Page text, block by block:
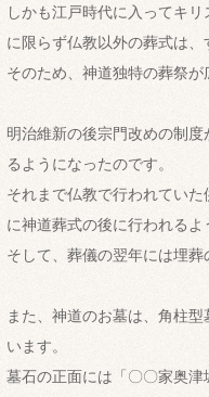
しかも江戸時代に入ってキ
に限らず仏教以外の葬式は、
そのため、神道独特の葬祭が
明治維新の後宗門改めの制
るようになったのです。
それまで仏教で行われてい
に神道葬式の後に行われるよ
そして、葬儀の翌年には埋
また、神道のお墓は、角柱
います。
墓石の正面には「〇〇家奥